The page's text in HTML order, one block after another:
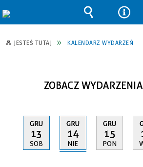
JESTEŚ TUTAJ KALENDARZ WYDARZEŃ
ZOBACZ
GRU
13
SOB
GRU
14
NIE
GRU
15
PON